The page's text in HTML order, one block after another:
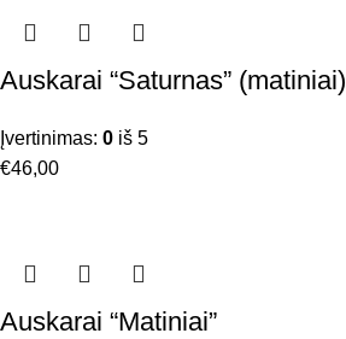
Auskarai “Saturnas” (matiniai)
Įvertinimas: 0 iš 5
€46,00
Auskarai “Matiniai”